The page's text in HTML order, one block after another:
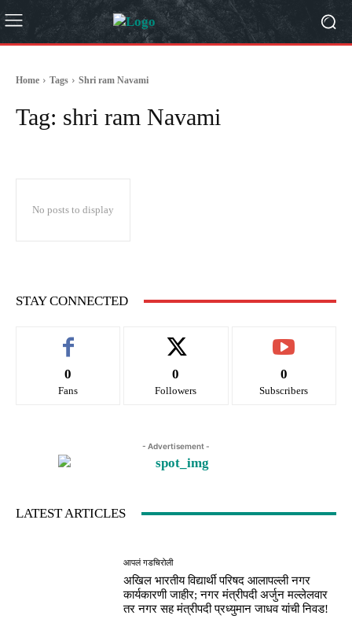
Home Tags Shri ram Navami
Tag: shri ram Navami
No posts to display
STAY CONNECTED
0
Fans
0
Followers
0
Subscribers
- Advertisement -
LATEST ARTICLES
आपलं गडचिरोली
अखिल भारतीय विद्यार्थी परिषद आलापल्ली नगर
कार्यकारणी जाहीर; नगर मंत्रीपदी अर्जुन मल्लेलवार
तर नगर सह मंत्रीपदी प्रध्युमान जाधव यांची निवड!